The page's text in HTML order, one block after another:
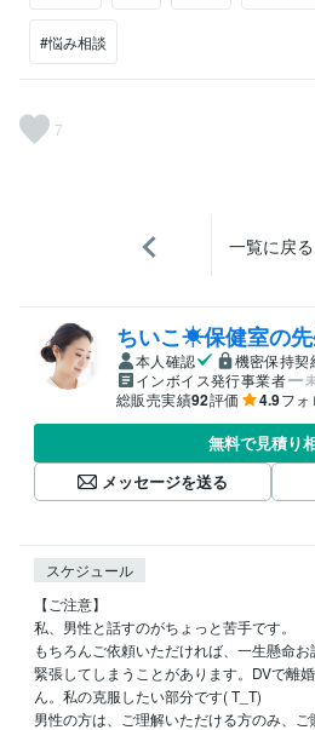
#悩み相談
7
一覧に戻る
ちいこ☀保健室の
本人確認
機密保持契
インボイス発行事業者
総販売実績92評価 4.9フォ
無料で見積り
メッセージを送る
スケジュール
【ご注意】
私、男性と話すのがちょっと苦手です。
もちろんご依頼いただければ、一生懸命お
緊張してしまうことがあります。DVで離
ん。私の克服したい部分です( T_T)
男性の方は、ご理解いただける方のみ、ご